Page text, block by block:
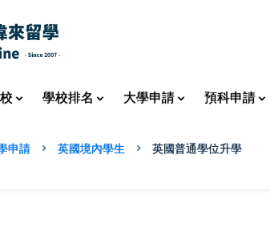
學校排名 大學申請 預科申請
申請 英國境內學生 英國普通學位升學